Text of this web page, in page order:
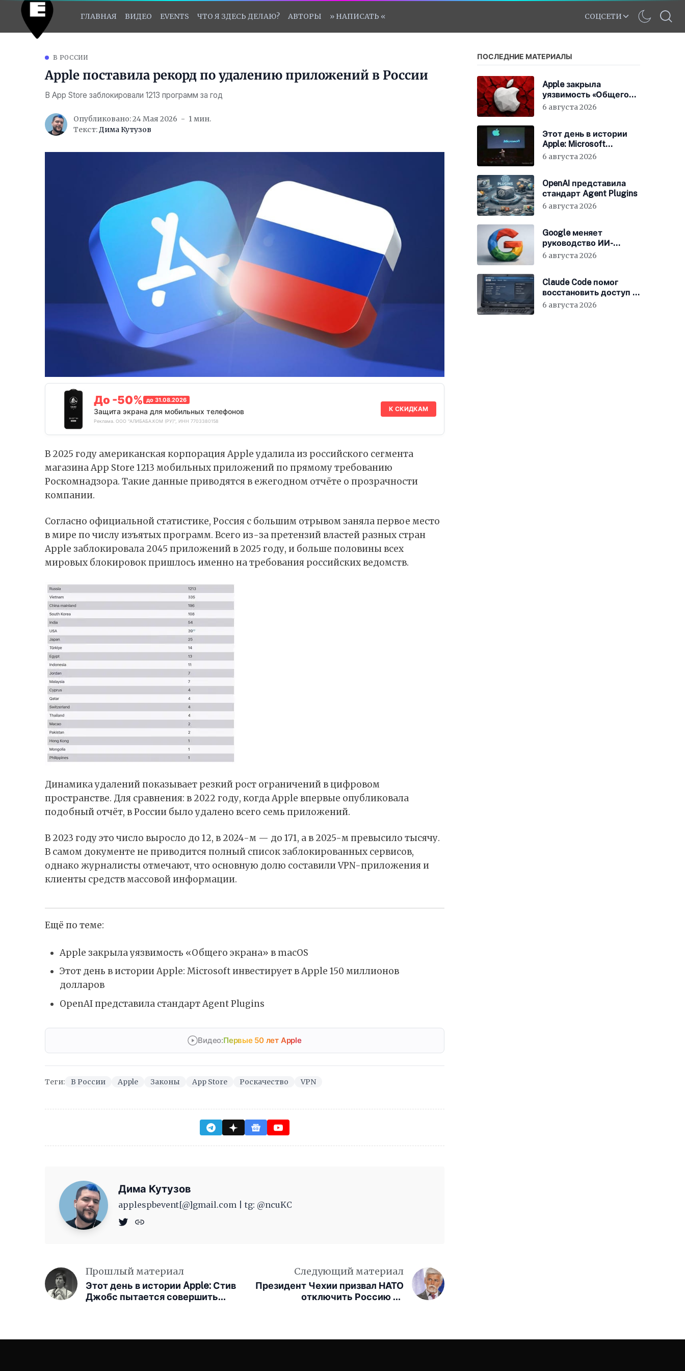
ГЛАВНАЯ ВИДЕО EVENTS ЧТО Я ЗДЕСЬ ДЕЛАЮ? АВТОРЫ » НАПИСАТЬ « СОЦСЕТИ
В РОССИИ
Apple поставила рекорд по удалению приложений в России
В App Store заблокировали 1213 программ за год
Опубликовано: 24 Мая 2026
1 мин.
Текст:Дима Кутузов
До -50% до 31.08.2026
Защита экрана для мобильных телефонов
Реклама. ООО "АЛИБАБА.КОМ (РУ)", ИНН 7703380158
К СКИДКАМ
В 2025 году американская корпорация Apple удалила из российского сегмента
магазина App Store 1213 мобильных приложений по прямому требованию
Роскомнадзора. Такие данные приводятся в ежегодном отчёте о прозрачности
компании.
Согласно официальной статистике, Россия с большим отрывом заняла первое место
в мире по числу изъятых программ. Всего из-за претензий властей разных стран
Apple заблокировала 2045 приложений в 2025 году, и больше половины всех
мировых блокировок пришлось именно на требования российских ведомств.
Динамика удалений показывает резкий рост ограничений в цифровом
пространстве. Для сравнения: в 2022 году, когда Apple впервые опубликовала
подобный отчёт, в России было удалено всего семь приложений.
В 2023 году это число выросло до 12, в 2024-м — до 171, а в 2025-м превысило тысячу.
В самом документе не приводится полный список заблокированных сервисов,
однако журналисты отмечают, что основную долю составили VPN-приложения и
клиенты средств массовой информации.
Ещё по теме:
Apple закрыла уязвимость «Общего экрана» в macOS
Этот день в истории Apple: Microsoft инвестирует в Apple 150 миллионов
долларов
OpenAI представила стандарт Agent Plugins
Видео:Первые 50 лет Apple
Теги: В России Apple Законы App Store Роскачество VPN
Дима Кутузов
applespbevent[@]gmail.com | tg: @ncuKC
Прошлый материал
Этот день в истории Apple: Стив
Джобс пытается совершить
Следующий материал
Президент Чехии призвал НАТО
отключить Россию от
ПОСЛЕДНИЕ МАТЕРИАЛЫ
Apple закрыла
уязвимость «Общего
экрана» в macOS
6 августа 2026
Этот день в истории
Apple: Microsoft
инвестирует в Apple
6 августа 2026
OpenAI представила
стандарт Agent Plugins
6 августа 2026
Google меняет
руководство ИИ-
направления
6 августа 2026
Claude Code помог
восстановить доступ к
BIOS ноутбука
6 августа 2026